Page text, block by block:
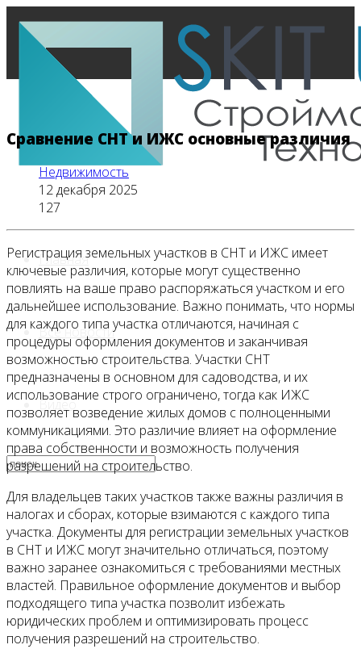
Главная
Все новости
Видео
Сравнение СНТ и ИЖС основные различия
Недвижимость
12 декабря 2025
127
Регистрация земельных участков в СНТ и ИЖС имеет
ключевые различия, которые могут существенно
повлиять на ваше право распоряжаться участком и его
дальнейшее использование. Важно понимать, что нормы
для каждого типа участка отличаются, начиная с
процедуры оформления документов и заканчивая
возможностью строительства. Участки СНТ
предназначены в основном для садоводства, и их
использование строго ограничено, тогда как ИЖС
позволяет возведение жилых домов с полноценными
коммуникациями. Это различие влияет на оформление
права собственности и возможность получения
разрешений на строительство.
Для владельцев таких участков также важны различия в
налогах и сборах, которые взимаются с каждого типа
участка. Документы для регистрации земельных участков
в СНТ и ИЖС могут значительно отличаться, поэтому
важно заранее ознакомиться с требованиями местных
властей. Правильное оформление документов и выбор
подходящего типа участка позволит избежать
юридических проблем и оптимизировать процесс
получения разрешений на строительство.